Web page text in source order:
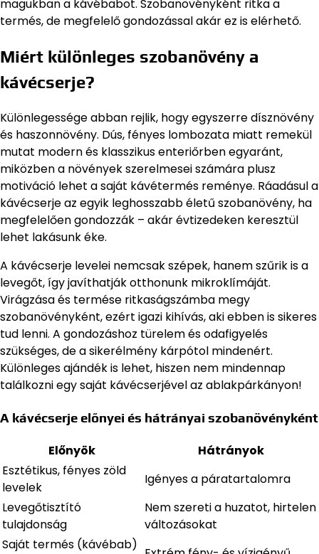
magukban a kávébabot. Szobanövényként ritka a
termés, de megfelelő gondozással akár ez is elérhető.
Miért különleges szobanövény a
kávécserje?
Különlegessége abban rejlik, hogy egyszerre dísznövény
és haszonnövény. Dús, fényes lombozata miatt remekül
mutat modern és klasszikus enteriőrben egyaránt,
miközben a növények szerelmesei számára plusz
motiváció lehet a saját kávétermés reménye. Ráadásul a
kávécserje az egyik leghosszabb életű szobanövény, ha
megfelelően gondozzák – akár évtizedeken keresztül
lehet lakásunk éke.
A kávécserje levelei nemcsak szépek, hanem szűrik is a
levegőt, így javíthatják otthonunk mikroklímáját.
Virágzása és termése ritkaságszámba megy
szobanövényként, ezért igazi kihívás, aki ebben is sikeres
tud lenni. A gondozáshoz türelem és odafigyelés
szükséges, de a sikerélmény kárpótol mindenért.
Különleges ajándék is lehet, hiszen nem mindennap
találkozni egy saját kávécserjével az ablakpárkányon!
A kávécserje előnyei és hátrányai szobanövényként
Előnyök
Hátrányok
Esztétikus, fényes zöld
levelek
Igényes a páratartalomra
Levegőtisztító
tulajdonság
Nem szereti a huzatot, hirtelen
változásokat
Saját termés (kávébab)